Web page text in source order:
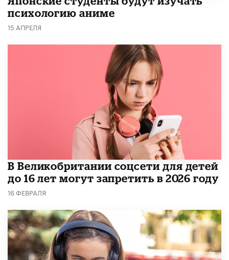
психологию аниме
15 АПРЕЛЯ
В Великобритании соцсети для детей
до 16 лет могут запретить в 2026 году
16 ФЕВРАЛЯ